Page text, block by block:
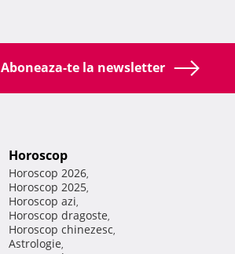
Aboneaza-te la newsletter
Horoscop
Horoscop 2026,
Horoscop 2025,
Horoscop azi,
Horoscop dragoste,
Horoscop chinezesc,
Astrologie,